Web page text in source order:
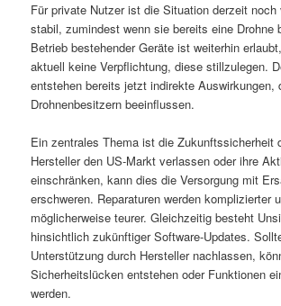
Für private Nutzer ist die Situation derzeit
stabil, zumindest wenn sie bereits eine Drohne
Betrieb bestehender Geräte ist weiterhin
aktuell keine Verpflichtung, diese stillzulegen.
entstehen bereits jetzt indirekte Auswirkungen,
Drohnenbesitzern beeinflussen.
Ein zentrales Thema ist die Zukunftssicherheit
Hersteller den US-Markt verlassen oder ihre
einschränken, kann dies die Versorgung mit
erschweren. Reparaturen werden komplizierter
möglicherweise teurer. Gleichzeitig besteht
hinsichtlich zukünftiger Software-Updates.
Unterstützung durch Hersteller nachlassen,
Sicherheitslücken entstehen oder Funktionen
werden.